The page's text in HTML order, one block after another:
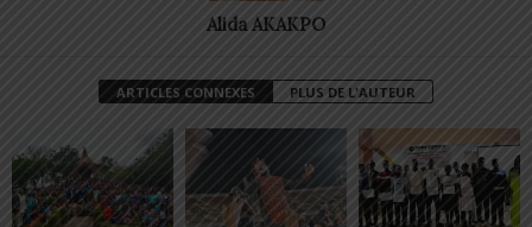
Alida AKAKPO
ARTICLES CONNEXES PLUS DE L'AUTEUR